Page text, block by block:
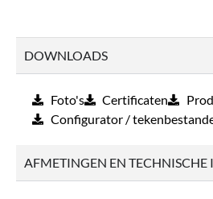
DOWNLOADS
Foto's Certificaten
Configurator /
AFMETINGEN EN TECHNISCHE